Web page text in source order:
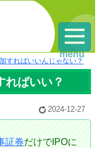
すればいいんじゃない？
ればいい？
2024-12-27
証券だけでIPOに
menu